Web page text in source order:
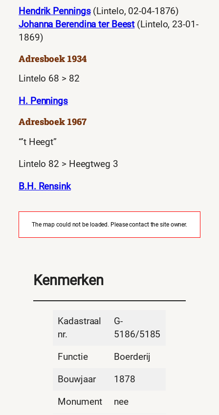
Hendrik Pennings(Lintelo, 02-04-1876)
Johanna Berendina ter Beest(Lintelo, 23-01-
1869)
Adresboek 1934
Lintelo 68 > 82
H. Pennings
Adresboek 1967
“’t Heegt”
Lintelo 82 > Heegtweg 3
B.H. Rensink
The map could not be loaded. Please contact the site owner.
Kenmerken
Kadastraal
nr.
G-
5186/5185
Functie Boerderij
Bouwjaar 1878
Monument nee